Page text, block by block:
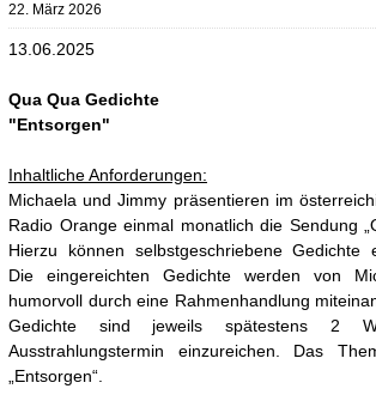
22. März 2026
13.06.2025
Qua Qua Gedichte
"Entsorgen"
Inhaltliche Anforderungen:
Michaela und Jimmy präsentieren im
Radio Orange einmal monatlich die Sendung
Hierzu können selbstgeschriebene Gedichte
Die eingereichten Gedichte werden von
humorvoll durch eine Rahmenhandlung
Gedichte sind jeweils spätestens 2
Ausstrahlungstermin einzureichen. Das
„Entsorgen“.